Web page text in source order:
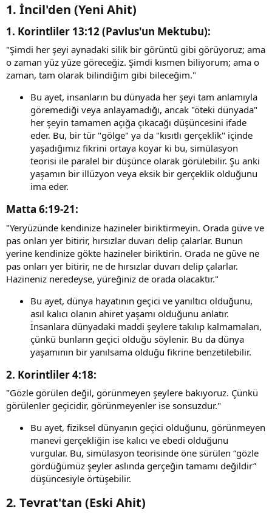
1. İncil'den (Yeni Ahit)
1. Korintliler 13:12(Pavlus'un Mektubu):​
"Şimdi her şeyi aynadaki silik bir görüntü gibi görüyoruz; ama
o zaman yüz yüze göreceğiz. Şimdi kısmen biliyorum; ama o
zaman, tam olarak bilindiğim gibi bileceğim."
Bu ayet, insanların bu dünyada her şeyi tam anlamıyla
göremediği veya anlayamadığı, ancak "öteki dünyada"
her şeyin tamamen açığa çıkacağı düşüncesini ifade
eder. Bu, bir tür "gölge" ya da "kısıtlı gerçeklik" içinde
yaşadığımız fikrini ortaya koyar ki bu, simülasyon
teorisi ile paralel bir düşünce olarak görülebilir. Şu anki
yaşamın bir illüzyon veya eksik bir gerçeklik olduğunu
ima eder.
Matta 6:19-21:​
"Yeryüzünde kendinize hazineler biriktirmeyin. Orada güve ve
pas onları yer bitirir, hırsızlar duvarı delip çalarlar. Bunun
yerine kendinize gökte hazineler biriktirin. Orada ne güve ne
pas onları yer bitirir, ne de hırsızlar duvarı delip çalarlar.
Hazineniz neredeyse, yüreğiniz de orada olacaktır."
Bu ayet, dünya hayatının geçici ve yanıltıcı olduğunu,
asıl kalıcı olanın ahiret yaşamı olduğunu anlatır.
İnsanlara dünyadaki maddi şeylere takılıp kalmamaları,
çünkü bunların geçici olduğu söylenir. Bu da dünya
yaşamının bir yanılsama olduğu fikrine benzetilebilir.
2. Korintliler 4:18:​
"Gözle görülen değil, görünmeyen şeylere bakıyoruz. Çünkü
görülenler geçicidir, görünmeyenler ise sonsuzdur."
Bu ayet, fiziksel dünyanın geçici olduğunu, görünmeyen
manevi gerçekliğin ise kalıcı ve ebedi olduğunu
vurgular. Bu, simülasyon teorisinde öne sürülen “gözle
gördüğümüz şeyler aslında gerçeğin tamamı değildir”
düşüncesiyle örtüşebilir.
2. Tevrat'tan (Eski Ahit)